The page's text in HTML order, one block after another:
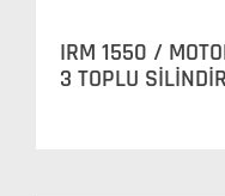
IRM 1550 /
3 TOPLU